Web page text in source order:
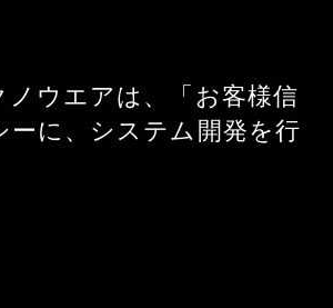
ノウエアは、「お客様信
ーに、システム開発を行